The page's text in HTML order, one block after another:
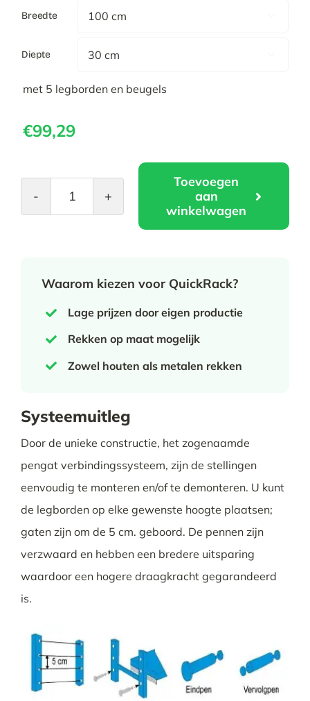
Breedte
Diepte
met 5 legborden en beugels
€99,29
aantal
Toevoegen
aan
winkelwagen
Waarom kiezen voor QuickRack?
Lage prijzen door eigen productie
Rekken op maat mogelijk
Zowel houten als metalen rekken
Systeemuitleg
Door de unieke constructie, het zogenaamde
pengat verbindingssysteem, zijn de stellingen
eenvoudig te monteren en/of te demonteren. U kunt
de legborden op elke gewenste hoogte plaatsen;
gaten zijn om de 5 cm. geboord. De pennen zijn
verzwaard en hebben een bredere uitsparing
waardoor een hogere draagkracht gegarandeerd
is.